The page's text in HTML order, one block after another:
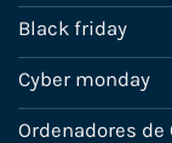
Black friday
Cyber monday
Ordenadores de